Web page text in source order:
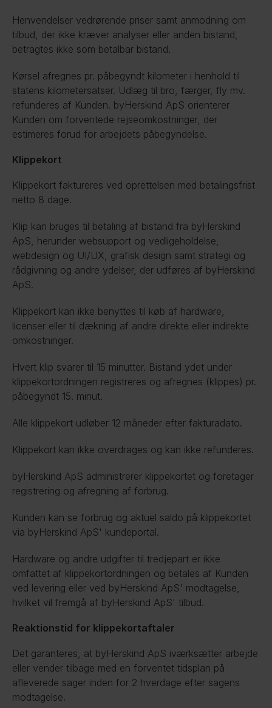
Henvendelser vedrørende priser samt anmodning om
tilbud, der ikke kræver analyser eller anden bistand,
betragtes ikke som betalbar bistand.
Kørsel afregnes pr. påbegyndt kilometer i henhold til
statens kilometersatser. Udlæg til bro, færger, fly mv.
refunderes af Kunden. byHerskind ApS orienterer
Kunden om forventede rejseomkostninger, der
estimeres forud for arbejdets påbegyndelse.
Klippekort
Klippekort faktureres ved oprettelsen med betalingsfrist
netto 8 dage.
Klip kan bruges til betaling af bistand fra byHerskind
ApS, herunder websupport og vedligeholdelse,
webdesign og UI/UX, grafisk design samt strategi og
rådgivning og andre ydelser, der udføres af byHerskind
ApS.
Klippekort kan ikke benyttes til køb af hardware,
licenser eller til dækning af andre direkte eller indirekte
omkostninger.
Hvert klip svarer til 15 minutter. Bistand ydet under
klippekortordningen registreres og afregnes (klippes) pr.
påbegyndt 15. minut.
Alle klippekort udløber 12 måneder efter fakturadato.
Klippekort kan ikke overdrages og kan ikke refunderes.
byHerskind ApS administrerer klippekortet og foretager
registrering og afregning af forbrug.
Kunden kan se forbrug og aktuel saldo på klippekortet
via byHerskind ApS' kundeportal.
Hardware og andre udgifter til tredjepart er ikke
omfattet af klippekortordningen og betales af Kunden
ved levering eller ved byHerskind ApS' modtagelse,
hvilket vil fremgå af byHerskind ApS' tilbud.
Reaktionstid for klippekortaftaler
Det garanteres, at byHerskind ApS iværksætter arbejde
eller vender tilbage med en forventet tidsplan på
afleverede sager inden for 2 hverdage efter sagens
modtagelse.